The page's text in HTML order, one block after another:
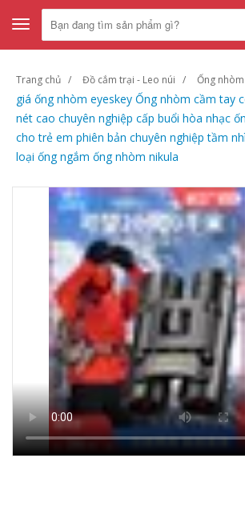
Toggle
navigation
Trang chủ Đồ cắm trại - Leo núi Ống nhòm
giá ống nhòm eyeskey Ống nhòm cầm tay
nét cao chuyên nghiệp cấp buổi hòa nhạc
cho trẻ em phiên bản chuyên nghiệp tầm
loại ống ngắm ống nhòm nikula